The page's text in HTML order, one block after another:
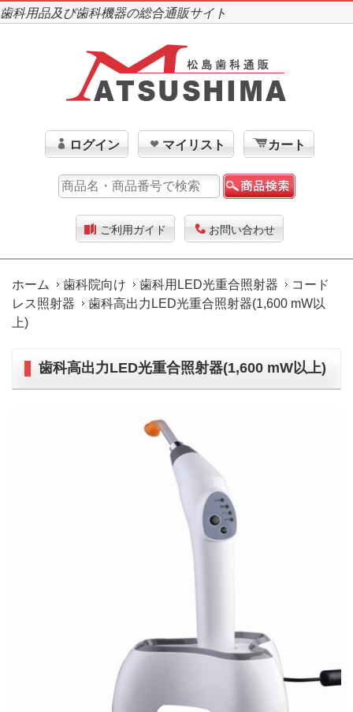
歯科用品及び歯科機器の総合通販サイト
ログイン マイリスト カート
ご利用ガイド お問い合わせ
ホーム 歯科院向け 歯科用LED光重合照射器
コード
レス照射器
歯科高出力LED光重合照射器(1,600 mW以
上)
歯科高出力LED光重合照射器(1,600 mW以上)